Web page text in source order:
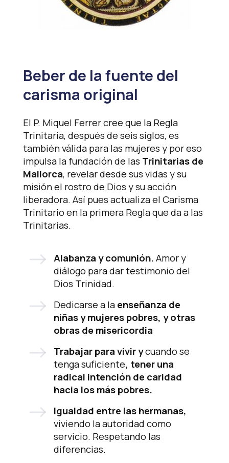
Beber de la fuente del
carisma original
El P. Miquel Ferrer cree que la Regla
Trinitaria, después de seis siglos, es
también válida para las mujeres y por eso
impulsa la fundación de las Trinitarias de
Mallorca, revelar desde sus vidas y su
misión el rostro de Dios y su acción
liberadora. Así pues actualiza el Carisma
Trinitario en la primera Regla que da a las
Trinitarias.
Alabanza y comunión.Amor y
diálogo para dar testimonio del
Dios Trinidad.
Dedicarse a laenseñanza de
niñas y mujeres pobres, y otras
obras de misericordia
Trabajar para vivir ycuando se
tenga suficiente, tener una
radical intención de caridad
hacia los más pobres.
Igualdad entre las hermanas,
viviendo la autoridad como
servicio. Respetando las
diferencias.